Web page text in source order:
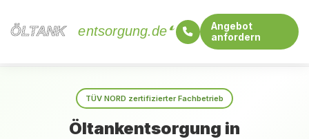
ÖLTANK
ÖLTANK entsorgung.de
Angebot
anfordern
TÜV NORD zertifizierter Fachbetrieb
Öltankentsorgung in